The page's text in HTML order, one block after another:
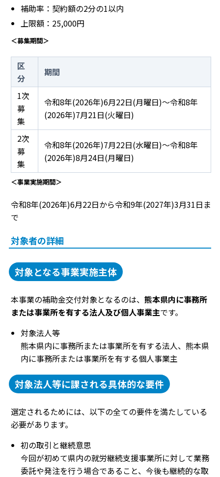
補助率：契約額の2分の1以内
上限額：25,000円
＜募集期間＞
区
分
期間
1次
募
集
令和8年(2026年)6月22日(月曜日)～令和8年
(2026年)7月21日(火曜日)
2次
募
集
令和8年(2026年)7月22日(水曜日)～令和8年
(2026年)8月24日(月曜日)
＜事業実施期間＞
令和8年(2026年)6月22日から令和9年(2027年)3月31日ま
で
対象者の詳細
対象となる事業実施主体
本事業の補助金交付対象となるのは、 熊本県内に事務所
または事業所を有する法人及び個人事業主です。
対象法人等
熊本県内に事務所または事業所を有する法人、熊本県
内に事務所または事業所を有する個人事業主
対象法人等に課される具体的な要件
選定されるためには、以下の全ての要件を満たしている
必要があります。
初の取引と継続意思
今回が初めて県内の就労継続支援事業所に対して業務
委託や発注を行う場合であること、今後も継続的な取